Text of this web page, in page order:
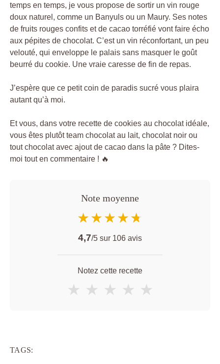
temps en temps, je vous propose de sortir un vin rouge
doux naturel, comme un Banyuls ou un Maury. Ses notes
de fruits rouges confits et de cacao torréfié vont faire écho
aux pépites de chocolat. C’est un vin réconfortant, un peu
velouté, qui enveloppe le palais sans masquer le goût
beurré du cookie. Une vraie caresse de fin de repas.
J’espère que ce petit coin de paradis sucré vous plaira
autant qu’à moi.
Et vous, dans votre recette de cookies au chocolat idéale,
vous êtes plutôt team chocolat au lait, chocolat noir ou
tout chocolat avec ajout de cacao dans la pâte ? Dites-
moi tout en commentaire ! 🔥
Note moyenne
★★★★★
★★★★★
4,7/5 sur 106 avis
Notez cette recette
★ ★ ★ ★ ★
TAGS: